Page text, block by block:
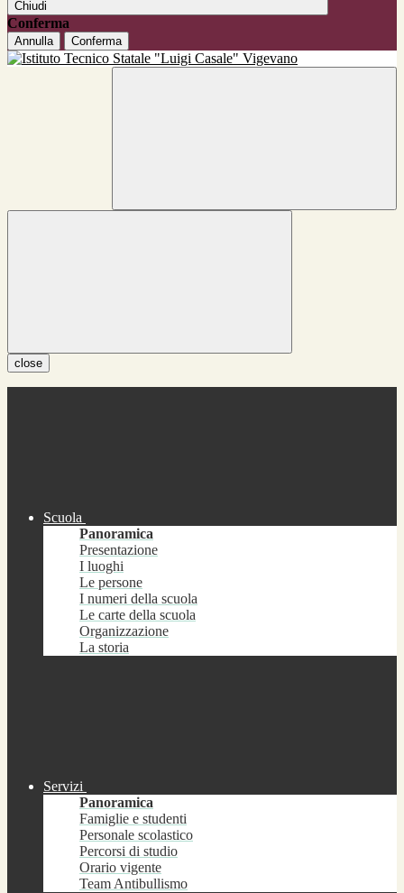
Chiudi
Conferma
Annulla Conferma
close
Scuola
Panoramica
Presentazione
I luoghi
Le persone
I numeri della scuola
Le carte della scuola
Organizzazione
La storia
Servizi
Panoramica
Famiglie e studenti
Personale scolastico
Percorsi di studio
Orario vigente
Team Antibullismo